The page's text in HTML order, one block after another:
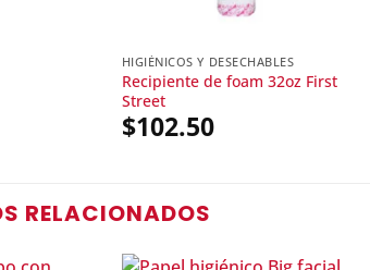
HIGIÉNICOS Y DESECHABLES
Recipiente de foam 32oz First
Street
$102.50
RELACIONADOS